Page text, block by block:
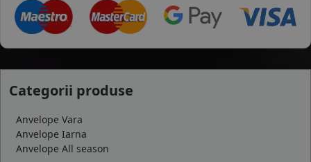
Categorii produse
Anvelope Vara
Anvelope Iarna
Anvelope All season